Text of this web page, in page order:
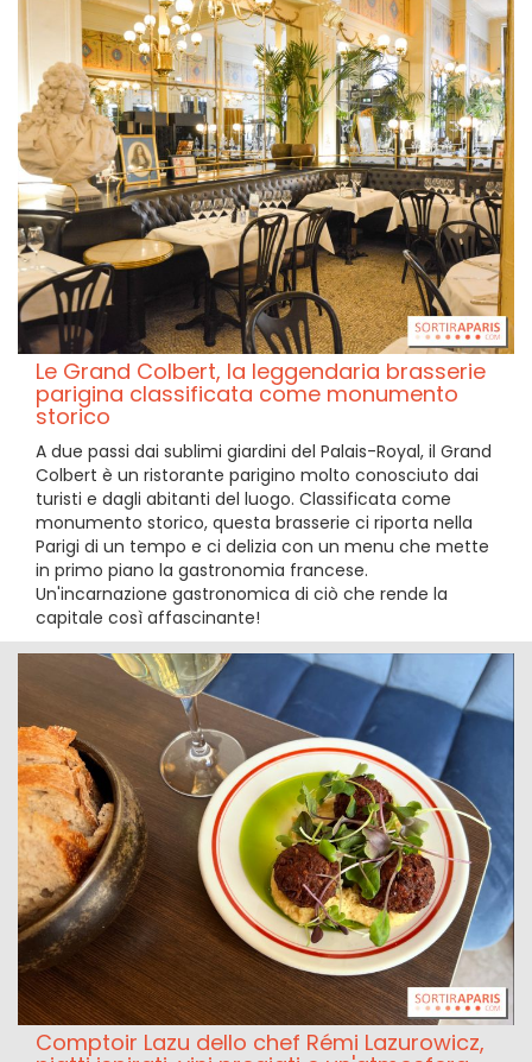
Le Grand Colbert, la leggendaria brasserie
parigina classificata come monumento
storico
A due passi dai sublimi giardini del Palais-Royal, il Grand
Colbert è un ristorante parigino molto conosciuto dai
turisti e dagli abitanti del luogo. Classificata come
monumento storico, questa brasserie ci riporta nella
Parigi di un tempo e ci delizia con un menu che mette
in primo piano la gastronomia francese.
Un'incarnazione gastronomica di ciò che rende la
capitale così affascinante!
Comptoir Lazu dello chef Rémi Lazurowicz,